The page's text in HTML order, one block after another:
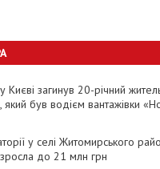
Києві загинув 20-річний
був водієм вантажівки
у селі Житомирського
зросла до 21 млн грн